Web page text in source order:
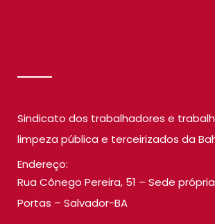
Sindicato dos trabalhadores e
limpeza pública e terceirizados da
Endereço:
Rua Cônego Pereira, 51 – Sede
Portas – Salvador-BA